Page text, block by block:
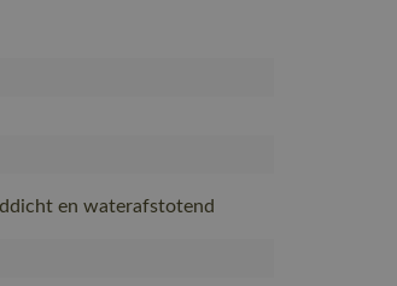
en waterafstotend